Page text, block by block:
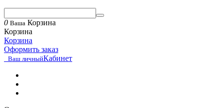
0 Ваша Корзина
Корзина
Корзина
Оформить заказ
Ваш личныйКабинет